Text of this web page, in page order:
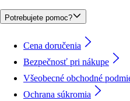
Potrebujete pomoc?
Cena doručenia
Bezpečnosť pri nákupe
Všeobecné obchodné
Ochrana súkromia